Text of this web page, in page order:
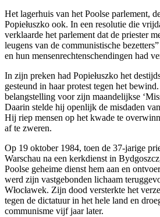
Het lagerhuis van het Poolse parlement,
Popiełuszko ook. In een resolutie die
verklaarde het parlement dat de priester
leugens van de communistische
en hun mensenrechtenschendingen had
In zijn preken had Popiełuszko het
gesteund in haar protest tegen het
belangstelling voor zijn maandelijkse
Daarin stelde hij openlijk de misdaden
Hij riep mensen op het kwade te
af te zweren.
Op 19 oktober 1984, toen de 37-jarige
Warschau na een kerkdienst in
Poolse geheime dienst hem aan en
werd zijn vastgebonden lichaam
Włocławek. Zijn dood versterkte het
tegen de dictatuur in het hele land en
communisme vijf jaar later.